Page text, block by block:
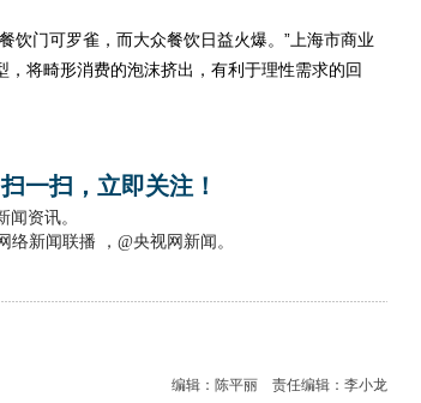
门可罗雀，而大众餐饮日益火爆。”上海市商业
将畸形消费的泡沫挤出，有利于理性需求的回
一扫，立即关注！
资讯。
新闻联播 ，@央视网新闻。
编辑：陈平丽 责任编辑：李小龙